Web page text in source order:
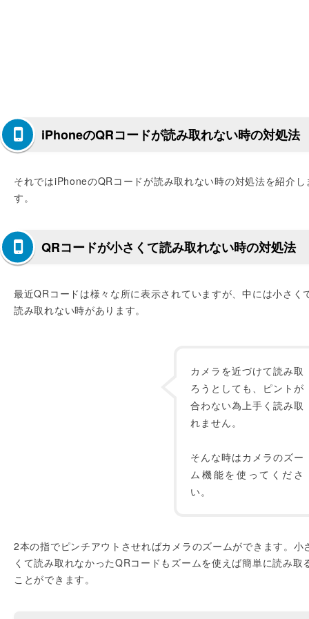
iPhoneのQRコードが読み取れない時の対処法
それではiPhoneのQRコードが読み取れない時の対処法を紹介し
す。
QRコードが小さくて読み取れない時の対処法
最近QRコードは様々な所に表示されていますが、中には小さく
読み取れない時があります。
カメラを近づけて読み取
ろうとしても、ピントが
合わない為上手く読み取
れません。
そんな時はカメラのズー
ム機能を使ってくださ
い。
2本の指でピンチアウトさせればカメラのズームができます。小
くて読み取れなかったQRコードもズームを使えば簡単に読み取
ことができます。